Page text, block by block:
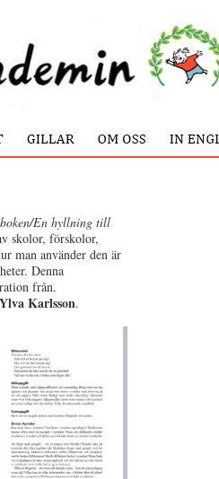
En hyllning till
skolor, förskolor,
man använder den är
Denna
från.
Ylva Karlsson.